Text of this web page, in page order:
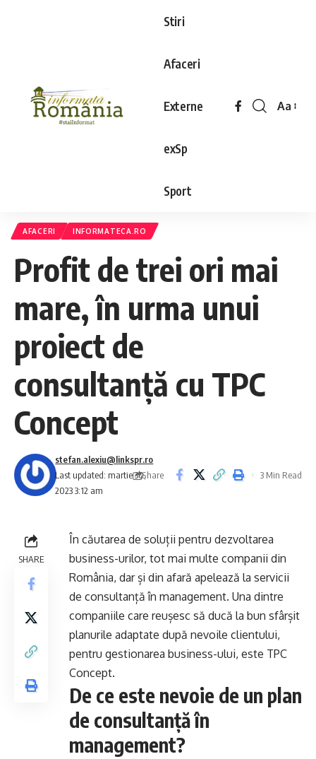
Stiri
Afaceri
Externe
exSp
Sport
Aa
AFACERI INFORMATECA.RO
Profit de trei ori mai
mare, în urma unui
proiect de
consultanță cu TPC
Concept
Last updated: martie 30,
2023 3:12 am
stefan.alexiu@linkspr.ro
Share
3 Min Read
SHARE
În căutarea de soluții pentru dezvoltarea
business-urilor, tot mai multe companii din
România, dar și din afară apelează la servicii
de consultanță în management. Una dintre
companiile care reușesc să ducă la bun sfârșit
planurile adaptate după nevoile clientului,
pentru gestionarea business-ului, este TPC
Concept.
De ce este nevoie de un plan
de consultanță în
management?